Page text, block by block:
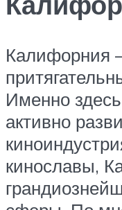
Калифорния
Именно
активно
кинославы,